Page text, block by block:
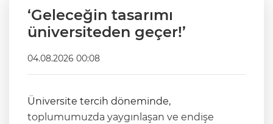
‘Geleceğin tasarımı
üniversiteden geçer!’
04.08.2026 00:08
Üniversite tercih döneminde,
toplumumuzda yaygınlaşan ve endişe